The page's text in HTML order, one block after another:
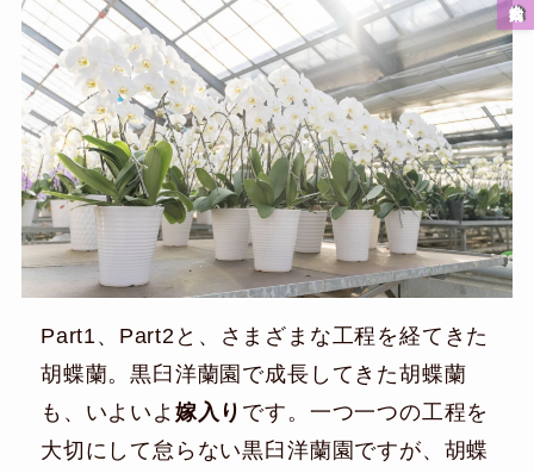
Part1、Part2と、さまざまな工程を経てきた
胡蝶蘭。黒臼洋蘭園で成長してきた胡蝶蘭
も、いよいよ 嫁入り です。一つ一つの工程を
大切にして怠らない黒臼洋蘭園ですが、胡蝶